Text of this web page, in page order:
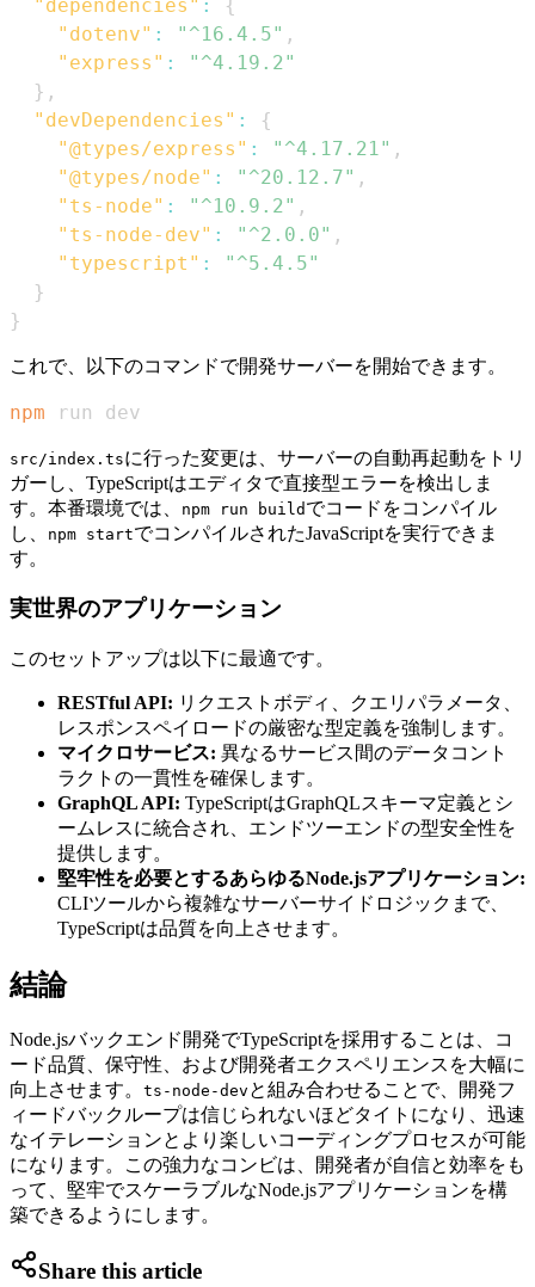
"dependencies" :
{
"dotenv" : "^16.4.5" ,
"express" :
"^4.19.2"
} ,
"devDependencies" :
{
"@types/express" : "^4.17.21" ,
"@types/node" : "^20.12.7" ,
"ts-node" : "^10.9.2" ,
"ts-node-dev" : "^2.0.0" ,
"typescript" :
"^5.4.5"
}
}
これで、以下のコマンドで開発サーバーを開始できます。
npm run dev
src/index.tsに行った変更は、サーバーの自動再起動をトリ
ガーし、TypeScriptはエディタで直接型エラーを検出しま
す。本番環境では、
npm run build でコードをコンパイル
し、
npm startでコンパイルされたJavaScriptを実行できま
す。
実世界のアプリケーション
このセットアップは以下に最適です。
RESTful API: リクエストボディ、クエリパラメータ、
レスポンスペイロードの厳密な型定義を強制します。
マイクロサービス: 異なるサービス間のデータコント
ラクトの一貫性を確保します。
GraphQL API: TypeScriptはGraphQLスキーマ定義とシ
ームレスに統合され、エンドツーエンドの型安全性を
提供します。
堅牢性を必要とするあらゆるNode.jsアプリケーション:
CLIツールから複雑なサーバーサイドロジックまで、
TypeScriptは品質を向上させます。
結論
Node.jsバックエンド開発でTypeScriptを採用することは、コ
ード品質、保守性、および開発者エクスペリエンスを大幅に
向上させます。 ts-node-dev と組み合わせることで、開発フ
ィードバックループは信じられないほどタイトになり、迅速
なイテレーションとより楽しいコーディングプロセスが可能
になります。この強力なコンビは、開発者が自信と効率をも
って、堅牢でスケーラブルなNode.jsアプリケーションを構
築できるようにします。
Share this article